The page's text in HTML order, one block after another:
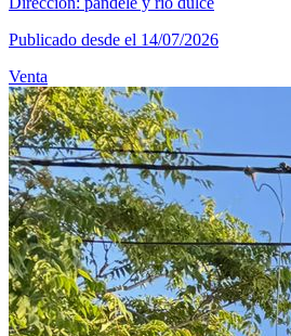
Publicado desde el 14/07/2026
Venta